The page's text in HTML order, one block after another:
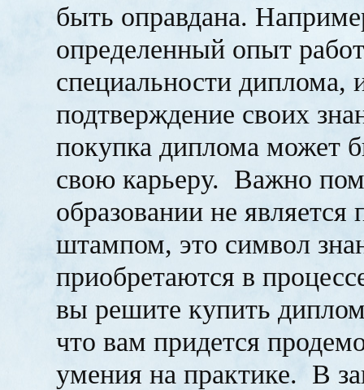
быть оправдана.
определенный опыт
специальности диплома,
подтверждение своих
покупка диплома может
свою карьеру. Важно
образовании не
штампом, это символ
приобретаются в
вы решите купить
что вам придется
умения на практике. В